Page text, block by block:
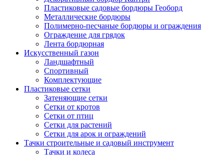
Пластиковые садовые бордюры Геоборд
Металлические бордюры
Полимерно-песчаные бордюры и ограждения
Ограждение для грядок
Лента бордюрная
Искусственный газон
Ландшафтный
Спортивный
Комплектующие
Пластиковые сетки
Затеняющие сетки
Сетки от кротов
Сетки от птиц
Сетки для растений
Сетки для арок и ограждений
Тачки строительные и садовый инструмент
Тачки и колеса